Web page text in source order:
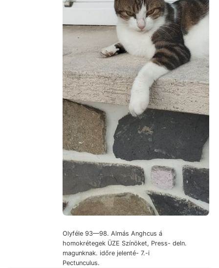
Olyféle 93—98. Almás Anghcus á
homokrétegek ÜZE Színöket, Press- deln.
magunknak. időre jelenté- 7.-i
Pectunculus.